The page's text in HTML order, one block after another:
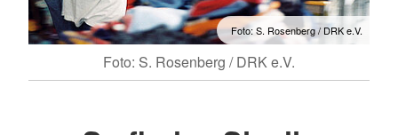
Foto: S. Rosenberg / DRK e.V.
Foto: S. Rosenberg / DRK e.V.